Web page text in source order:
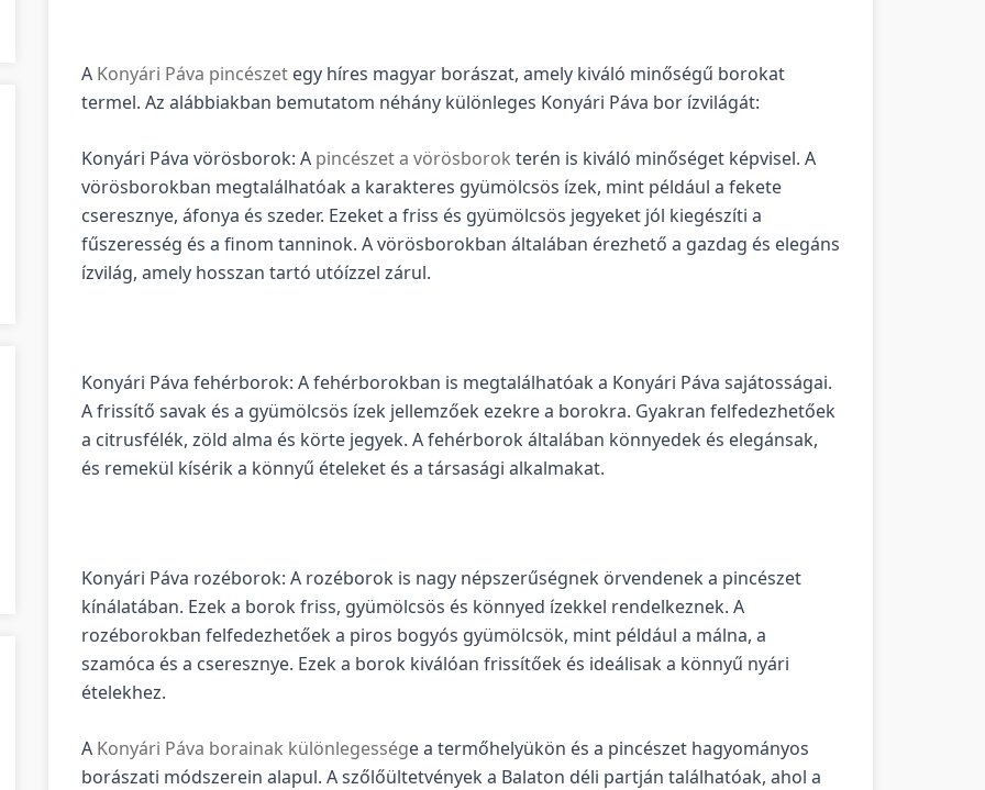
A Konyári Páva pincészet egy híres magyar borászat, amely kiváló minőségű borokat
termel. Az alábbiakban bemutatom néhány különleges Konyári Páva bor ízvilágát:
Konyári Páva vörösborok: A pincészet a vörösborok terén is kiváló minőséget képvisel. A
vörösborokban megtalálhatóak a karakteres gyümölcsös ízek, mint például a fekete
cseresznye, áfonya és szeder. Ezeket a friss és gyümölcsös jegyeket jól kiegészíti a
fűszeresség és a finom tanninok. A vörösborokban általában érezhető a gazdag és elegáns
ízvilág, amely hosszan tartó utóízzel zárul.
Konyári Páva fehérborok: A fehérborokban is megtalálhatóak a Konyári Páva sajátosságai.
A frissítő savak és a gyümölcsös ízek jellemzőek ezekre a borokra. Gyakran felfedezhetőek
a citrusfélék, zöld alma és körte jegyek. A fehérborok általában könnyedek és elegánsak,
és remekül kísérik a könnyű ételeket és a társasági alkalmakat.
Konyári Páva rozéborok: A rozéborok is nagy népszerűségnek örvendenek a pincészet
kínálatában. Ezek a borok friss, gyümölcsös és könnyed ízekkel rendelkeznek. A
rozéborokban felfedezhetőek a piros bogyós gyümölcsök, mint például a málna, a
szamóca és a cseresznye. Ezek a borok kiválóan frissítőek és ideálisak a könnyű nyári
ételekhez.
A Konyári Páva borainak különlegessége a termőhelyükön és a pincészet hagyományos
borászati módszerein alapul. A szőlőültetvények a Balaton déli partján találhatóak, ahol a